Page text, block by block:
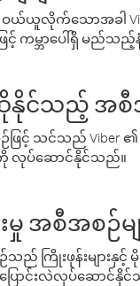
ယ်ယူလိုက်သောအခါ
ြင့် ကမ္ဘာပေါ်ရှိ မည်
နိုင်သည့် အစီ
ဖြင့် သင်သည် Viber
ကို လုပ်ဆောင်နိုင်သည်။
အစီအစဉ်မျ
ည် ကြိုးဖုန်းများနှ
ာင်းလဲလုပ်ဆောင်နိုင်